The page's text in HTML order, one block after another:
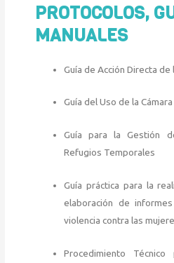
PROTOCOLOS,
MANUALES
Guía de Acción Directa de
Guía del Uso de la
Guía para la Gestión
Refugios Temporales
Guía práctica para la
elaboración de
violencia contra las
Procedimiento